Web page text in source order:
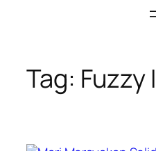
Tag: Fuzzy I